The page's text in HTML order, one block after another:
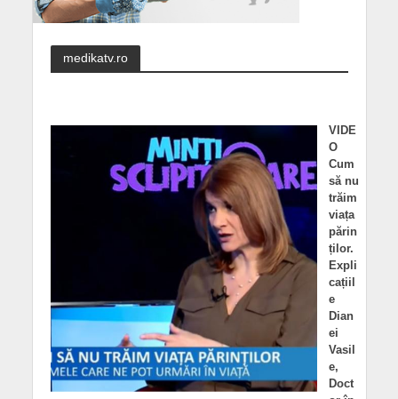
medikatv.ro
VIDE
O
Cum
să nu
trăim
viața
părin
ților.
Expli
cațiil
e
Dian
ei
Vasil
e,
Doct